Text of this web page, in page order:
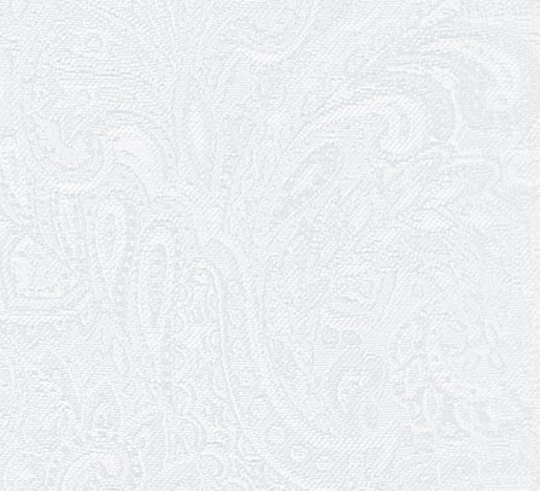
11.02.2026
Конкурс на заміщення посади
«завідувач художньо-
постановочної частини»
09.02.2026
Пішов з життя Ігор Дідурко
06.02.2026
Пішов з життя Андрій Шишкін
03.02.2026